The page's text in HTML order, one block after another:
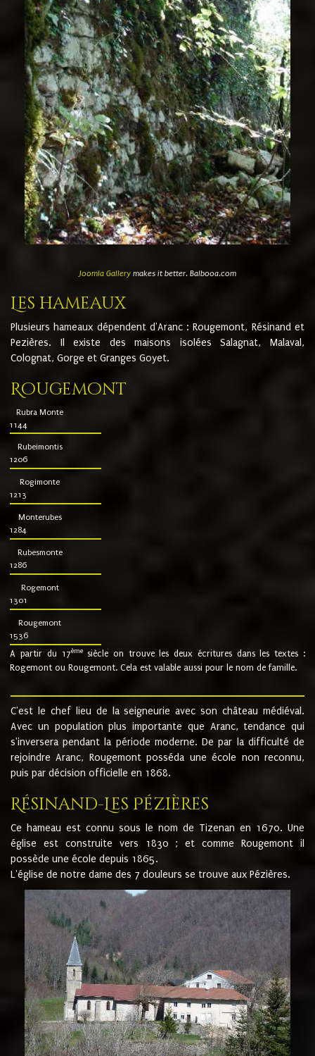
Joomla Gallerymakes it better. Balbooa.com
Les hameaux
Plusieurs hameaux dépendent d'Aranc : Rougemont, Résinand et
Pezières. Il existe des maisons isolées Salagnat, Malaval,
Colognat, Gorge et Granges Goyet.
Rougemont
Rubra Monte
1144
Rubeimontis
1206
Rogimonte
1213
Monterubes
1284
Rubesmonte
1286
Rogemont
1301
Rougemont
1536
A partir du 17ème siècle on trouve les deux écritures dans les textes :
Rogemont ou Rougemont. Cela est valable aussi pour le nom de famille.
C'est le chef lieu de la seigneurie avec son château médiéval.
Avec un population plus importante que Aranc, tendance qui
s'inversera pendant la période moderne. De par la difficulté de
rejoindre Aranc, Rougemont posséda une école non reconnu,
puis par décision officielle en 1868.
Résinand-Les Pézières
Ce hameau est connu sous le nom de Tizenan en 1670. Une
église est construite vers 1830 ; et comme Rougemont il
possède une école depuis 1865.
L'église de notre dame des 7 douleurs se trouve aux Pézières.